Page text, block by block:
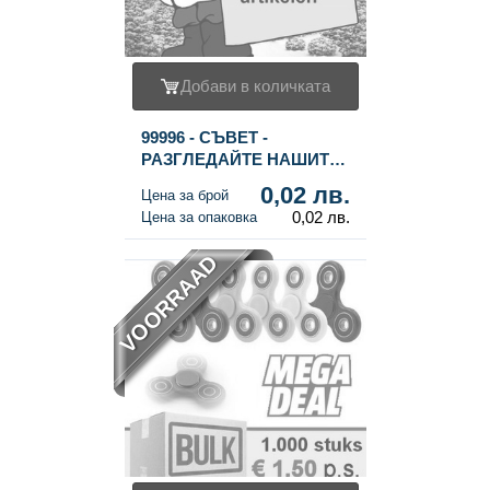
Добави в количката
99996 - СЪВЕТ -
РАЗГЛЕДАЙТЕ НАШИТЕ
СЕГА
Цена за брой 0,02 лв.
Цена за опаковка 0,02 лв.
VOORRAAD